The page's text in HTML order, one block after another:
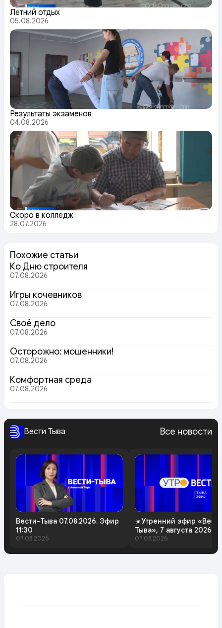
Летний отдых
05.08.2026
Результаты экзаменов
04.08.2026
Скоро в колледж
28.07.2026
Похожие статьи
Ко Дню строителя
07.08.2026
Игры кочевников
07.08.2026
Своё дело
07.08.2026
Осторожно: мошенники!
07.08.2026
Комфортная среда
07.08.2026
Вести Тыва Все новости
Вести-Тыва 07.08.2026. Эфир
11:30
07.08.2026
☀️Утренний эфир
Тыва», 7 августа 2026
07.08.2026